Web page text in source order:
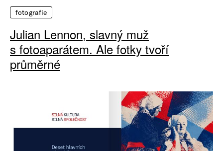
fotografie
Julian Lennon, slavný muž
s fotoaparátem. Ale fotky tvoří
průměrné